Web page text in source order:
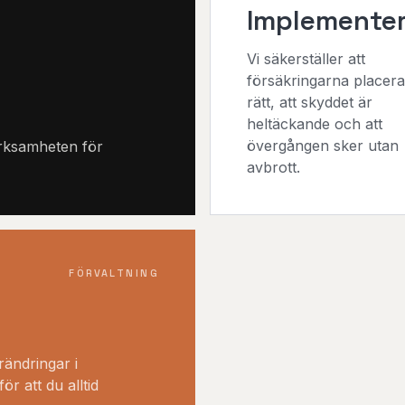
för
Vi säkerställer att
försäkringarna
rätt, att skyddet är
heltäckande och att
övergången sker utan
avbrott.
FÖRVALTNING
i
att du alltid